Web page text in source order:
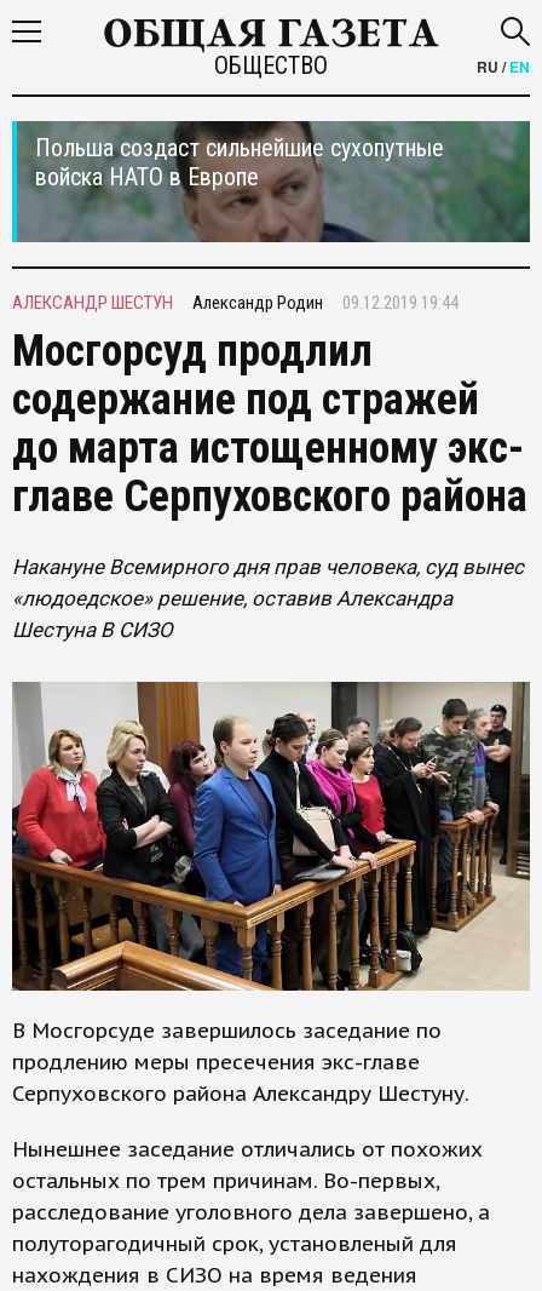
ОБЩЕСТВО RU /EN
Польша создаст сильнейшие сухопутные
войска НАТО в Европе
АЛЕКСАНДР ШЕСТУН Александр Родин 09.12.2019 19:44
Мосгорсуд продлил
содержание под стражей
до марта истощенному экс-
главе Серпуховского района
Накануне Всемирного дня прав человека, суд вынес
«людоедское» решение, оставив Александра
Шестуна В СИЗО
В Мосгорсуде завершилось заседание по
продлению меры пресечения экс-главе
Серпуховского района Александру Шестуну.
Нынешнее заседание отличались от похожих
остальных по трем причинам. Во-первых,
расследование уголовного дела завершено, а
полуторагодичный срок, установленый для
нахождения в СИЗО на время ведения